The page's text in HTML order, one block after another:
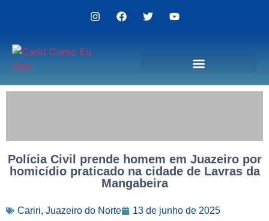
Polícia Civil prende homem em Juazeiro por
homicídio praticado na cidade de Lavras da
Mangabeira
Cariri, Juazeiro do Norte 13 de junho de 2025